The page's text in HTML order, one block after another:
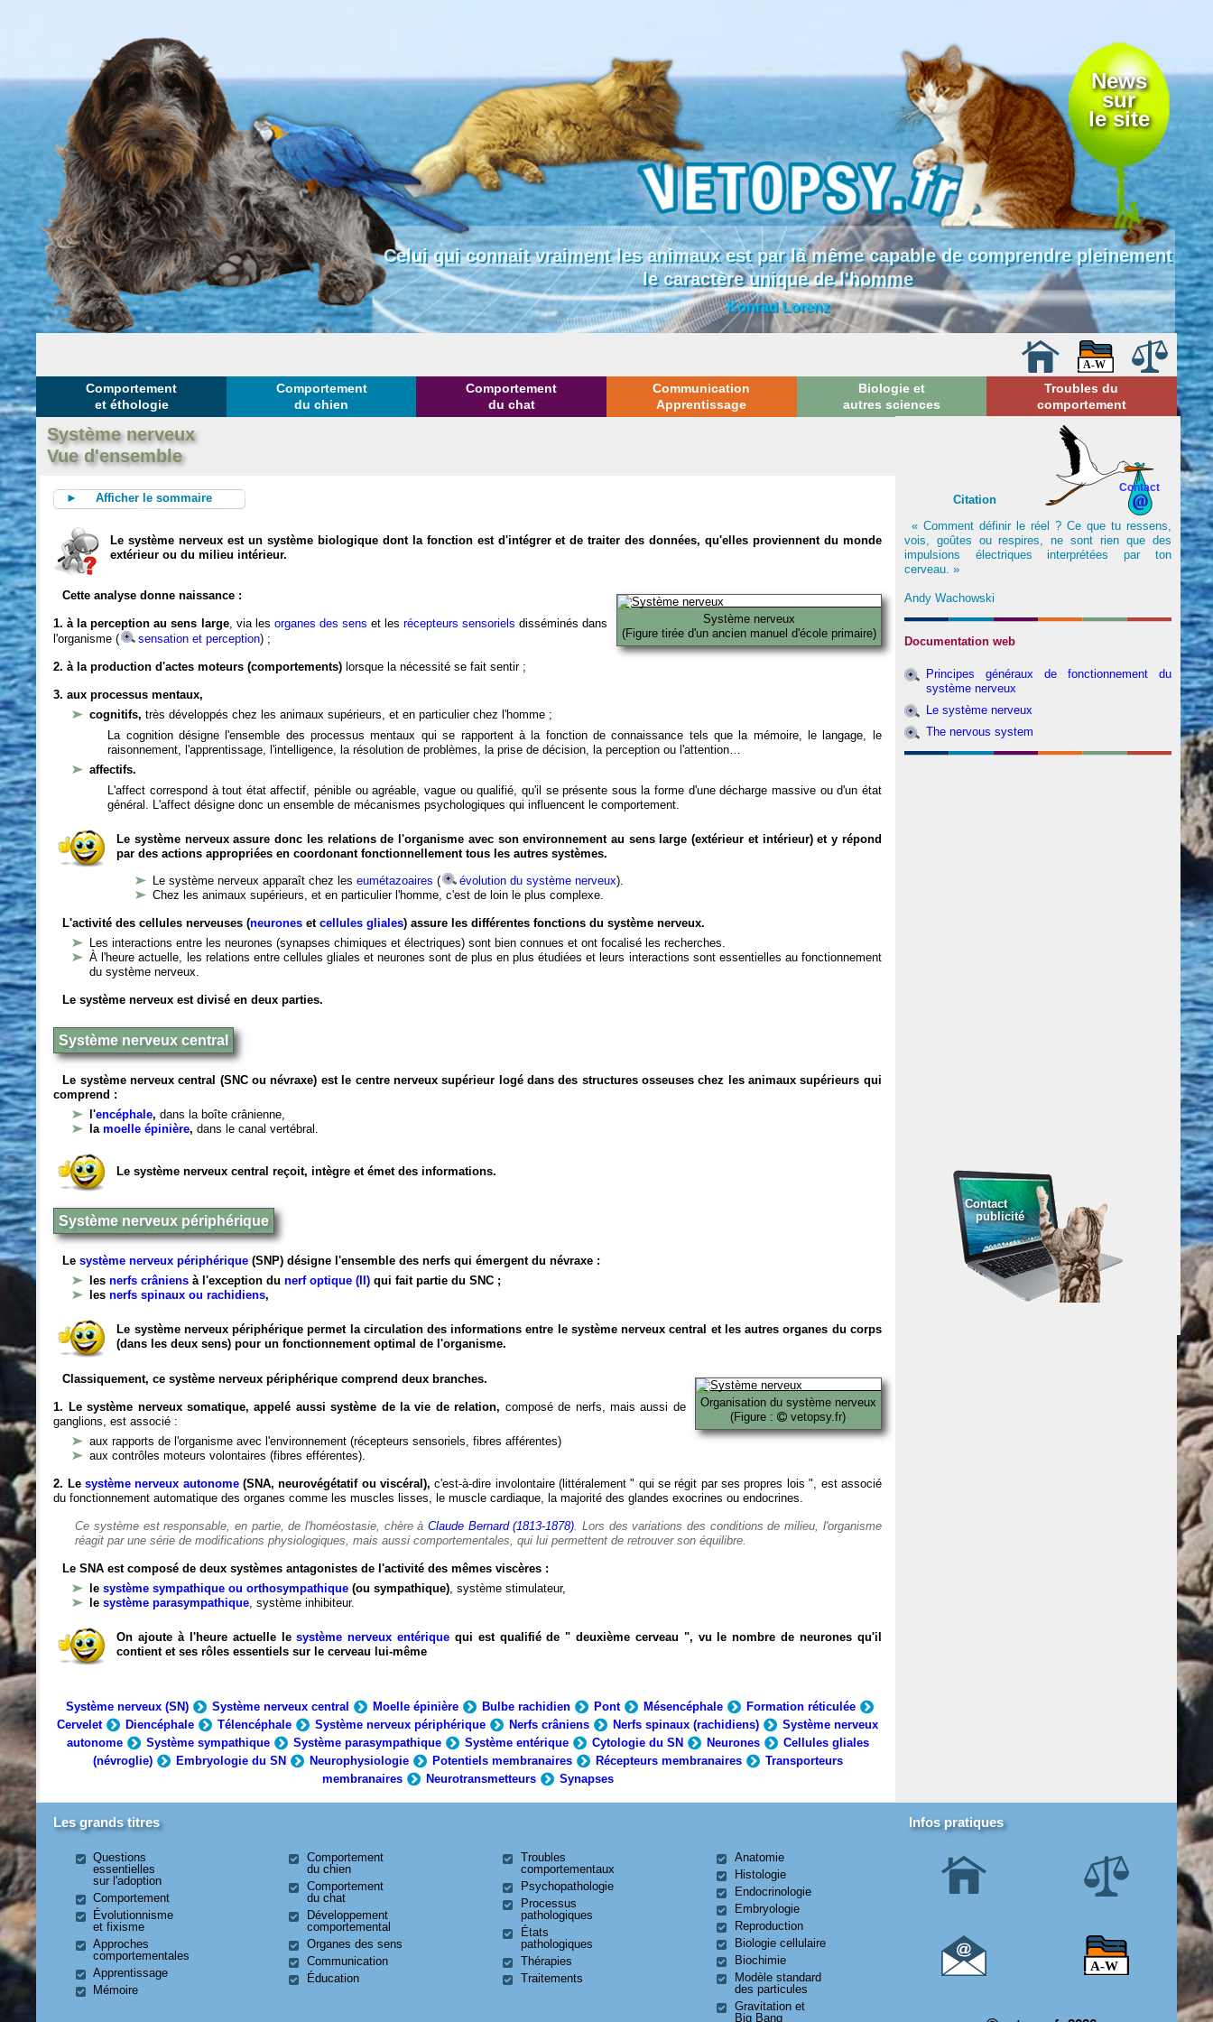
News
sur
le site
Celui qui connait vraiment les animaux est par là même capable de comprendre pleinement
le caractère unique de l'homme
Konrad Lorenz
Comportement
et éthologie
Comportement
du chien
Comportement
du chat
Communication
Apprentissage
Biologie et
autres sciences
Troubles du
comportement
Système nerveux
Vue d'ensemble
► Afficher le sommaire
Le système nerveux est un système biologique dont la fonction est d'intégrer et de traiter des données, qu'elles proviennent du monde
extérieur ou du milieu intérieur.
Système nerveux
(Figure tirée d'un ancien manuel d'école primaire)
Cette analyse donne naissance :
1. à la perception au sens large, via les organes des sens et les récepteurs sensoriels disséminés dans
l'organisme (
sensation et perception) ;
2. à la production d'actes moteurs (comportements) lorsque la nécessité se fait sentir ;
3. aux processus mentaux,
cognitifs,très développés chez les animaux supérieurs, et en particulier chez l'homme ;
La cognition désigne l'ensemble des processus mentaux qui se rapportent à la fonction de connaissance tels que la mémoire, le langage, le
raisonnement, l'apprentissage, l'intelligence, la résolution de problèmes, la prise de décision, la perception ou l'attention…
affectifs.
L'affect correspond à tout état affectif, pénible ou agréable, vague ou qualifié, qu'il se présente sous la forme d'une décharge massive ou d'un état
général. L'affect désigne donc un ensemble de mécanismes psychologiques qui influencent le comportement.
Le système nerveux assure donc les relations de l'organisme avec son environnement au sens large (extérieur et intérieur) et y répond
par des actions appropriées en coordonant fonctionnellement tous les autres systèmes.
Le système nerveux apparaît chez leseumétazoaires ( évolution du système nerveux).
Chez les animaux supérieurs, et en particulier l'homme, c'est de loin le plus complexe.
L'activité des cellules nerveuses (neurones etcellules gliales) assure les différentes fonctions du système nerveux.
Les interactions entre les neurones (synapses chimiques et électriques) sont bien connues et ont focalisé les recherches.
À l'heure actuelle, les relations entre cellules gliales et neurones sont de plus en plus étudiées et leurs interactions sont essentielles au fonctionnement
du système nerveux.
Le système nerveux est divisé en deux parties.
Système nerveux central
Le système nerveux central (SNC ou névraxe) est le centre nerveux supérieur logé dans des structures osseuses chez les animaux supérieurs qui
comprend :
l'encéphale,dans la boîte crânienne,
lamoelle épinière,dans le canal vertébral.
Le système nerveux central reçoit, intègre et émet des informations.
Système nerveux périphérique
Lesystème nerveux périphérique (SNP) désigne l'ensemble des nerfs qui émergent du névraxe :
lesnerfs crâniens à l'exception du nerf optique (II) qui fait partie du SNC ;
lesnerfs spinaux ou rachidiens,
Le système nerveux périphérique permet la circulation des informations entre le système nerveux central et les autres organes du corps
(dans les deux sens) pour un fonctionnement optimal de l'organisme.
Organisation du système nerveux
(Figure :
vetopsy.fr)
Classiquement, ce système nerveux périphérique comprend deux branches.
1. Le système nerveux somatique, appelé aussi système de la vie de relation, composé de nerfs, mais aussi de
ganglions, est associé :
aux rapports de l'organisme avec l'environnement (récepteurs sensoriels, fibres afférentes)
aux contrôles moteurs volontaires (fibres efférentes).
2. Le système nerveux autonome(SNA, neurovégétatif ou viscéral), c'est-à-dire involontaire (littéralement " qui se régit par ses propres lois ", est associé
du fonctionnement automatique des organes comme les muscles lisses, le muscle cardiaque, la majorité des glandes exocrines ou endocrines.
Ce système est responsable, en partie, de l'homéostasie, chère àClaude Bernard (1813-1878). Lors des variations des conditions de milieu, l'organisme
réagit par une série de modifications physiologiques, mais aussi comportementales, qui lui permettent de retrouver son équilibre.
Le SNA est composé de deux systèmes antagonistes de l'activité des mêmes viscères :
lesystème sympathique ou orthosympathique (ou sympathique), système stimulateur,
lesystème parasympathique, système inhibiteur.
On ajoute à l'heure actuelle lesystème nerveux entérique qui est qualifié de " deuxième cerveau ", vu le nombre de neurones qu'il
contient et ses rôles essentiels sur le cerveau lui-même
Système nerveux (SN) Système nerveux central Moelle épinière Bulbe rachidien Pont Mésencéphale
Formation réticulée
Cervelet
Diencéphale Télencéphale Système nerveux périphérique Nerfs crâniens Nerfs spinaux (rachidiens)
Système nerveux
autonome
Système sympathique Système parasympathique Système entérique Cytologie du SN Neurones
Cellules gliales
(névroglie)
Embryologie du SN Neurophysiologie Potentiels membranaires Récepteurs membranaires
Transporteurs
membranaires
Neurotransmetteurs Synapses
Contact
Citation
« Comment définir le réel ? Ce que tu ressens,
vois, goûtes ou respires, ne sont rien que des
impulsions électriques interprétées par ton
cerveau. »
Andy Wachowski
Documentation web
Principes généraux de fonctionnement du
système nerveux
Le système nerveux
The nervous system
Contact
publicité
Les grands titres
Questions
essentielles
sur l'adoption
Comportement
Évolutionnisme
et fixisme
Approches
comportementales
Apprentissage
Mémoire
Comportement
du chien
Comportement
du chat
Développement
comportemental
Organes des sens
Communication
Éducation
Troubles
comportementaux
Psychopathologie
Processus
pathologiques
États
pathologiques
Thérapies
Traitements
Anatomie
Histologie
Endocrinologie
Embryologie
Reproduction
Biologie cellulaire
Biochimie
Modèle standard
des particules
Gravitation et
Big Bang
Infos pratiques